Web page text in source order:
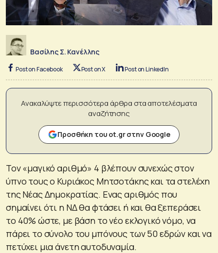
Βασίλης Σ. Κανέλλης
Post on Facebook Post on X Post on LinkedIn
Ανακαλύψτε περισσότερα άρθρα στα αποτελέσματα
αναζήτησης
Προσθήκη του ot.gr στην Google
Τον «μαγικό αριθμό» 4 βλέπουν συνεχώς στον
ύπνο τους ο Κυριάκος Μητσοτάκης και τα στελέχη
της Νέας Δημοκρατίας. Ενας αριθμός που
σημαίνει ότι η ΝΔ θα φτάσει ή και θα ξεπεράσει
το 40% ώστε, με βάση το νέο εκλογικό νόμο, να
πάρει το σύνολο του μπόνους των 50 εδρών και να
πετύχει μια άνετη αυτοδυναμία.